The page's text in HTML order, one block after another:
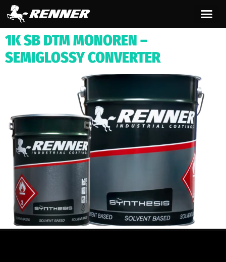
contenuto
1K SB DTM MONOREN –
SEMIGLOSSY CONVERTER